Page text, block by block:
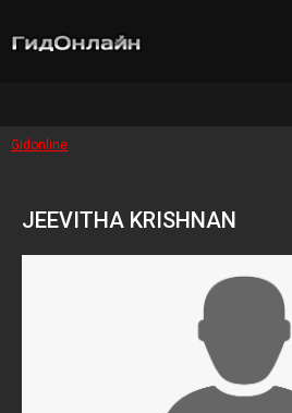
Gidonline
JEEVITHA KRISHNAN